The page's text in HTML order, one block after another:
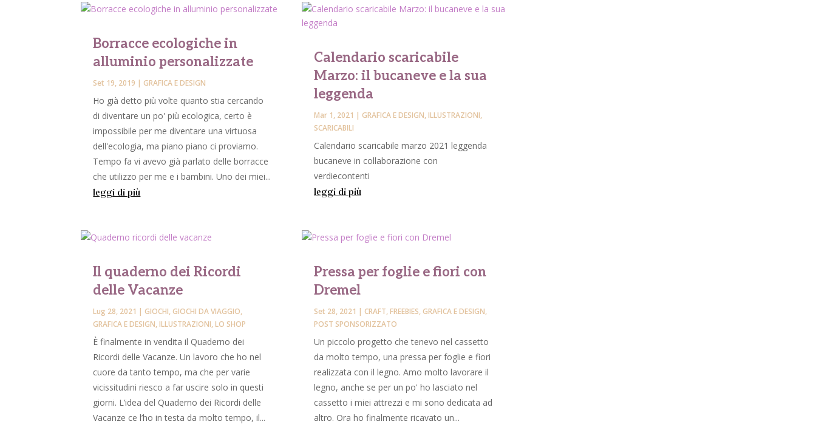
Borracce ecologiche in
alluminio personalizzate
Set 19, 2019 |GRAFICA E DESIGN
Ho già detto più volte quanto stia cercando
di diventare un po' più ecologica, certo è
impossibile per me diventare una virtuosa
dell'ecologia, ma piano piano ci proviamo.
Tempo fa vi avevo già parlato delle borracce
che utilizzo per me e i bambini. Uno dei miei...
leggi di più
Calendario scaricabile
Marzo: il bucaneve e la sua
leggenda
Mar 1, 2021 | GRAFICA E DESIGN,ILLUSTRAZIONI,
SCARICABILI
Calendario scaricabile marzo 2021 leggenda
bucaneve in collaborazione con
verdiecontenti
leggi di più
Il quaderno dei Ricordi
delle Vacanze
Lug 28, 2021 |GIOCHI,GIOCHI DA VIAGGIO,
GRAFICA E DESIGN,ILLUSTRAZIONI,LO SHOP
È finalmente in vendita il Quaderno dei
Ricordi delle Vacanze. Un lavoro che ho nel
cuore da tanto tempo, ma che per varie
vicissitudini riesco a far uscire solo in questi
giorni. L’idea del Quaderno dei Ricordi delle
Vacanze ce l’ho in testa da molto tempo, il...
Pressa per foglie e fiori con
Dremel
Set 28, 2021 | CRAFT,FREEBIES,GRAFICA E DESIGN,
POST SPONSORIZZATO
Un piccolo progetto che tenevo nel cassetto
da molto tempo, una pressa per foglie e fiori
realizzata con il legno. Amo molto lavorare il
legno, anche se per un po' ho lasciato nel
cassetto i miei attrezzi e mi sono dedicata ad
altro. Ora ho finalmente ricavato un...